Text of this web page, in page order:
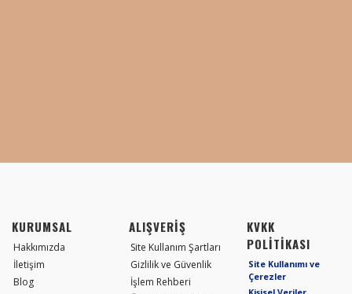
KURUMSAL
Hakkımızda
İletişim
Blog
ALIŞVERİŞ
Site Kullanım Şartları
Gizlilik ve Güvenlik
İşlem Rehberi
KVKK
POLİTİKASI
Site Kullanımı ve
Çerezler